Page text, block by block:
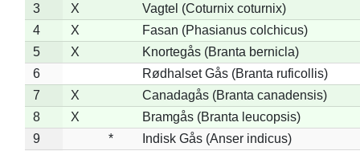
3
X
Vagtel (Coturnix coturnix)
4
X
Fasan (Phasianus colchicus)
5
X
Knortegås (Branta bernicla)
6
Rødhalset Gås (Branta ruficollis)
7
X
Canadagås (Branta canadensis)
8
X
Bramgås (Branta leucopsis)
9
*
Indisk Gås (Anser indicus)